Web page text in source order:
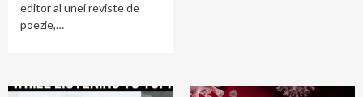
editor al unei reviste de
poezie,…